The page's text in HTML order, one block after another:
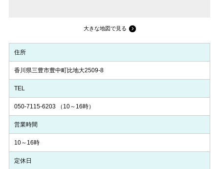
大きな地図で見る
住所
香川県三豊市豊中町比地大2509-8
TEL
050-7115-6203（10～16時）
営業時間
10～16時
定休日